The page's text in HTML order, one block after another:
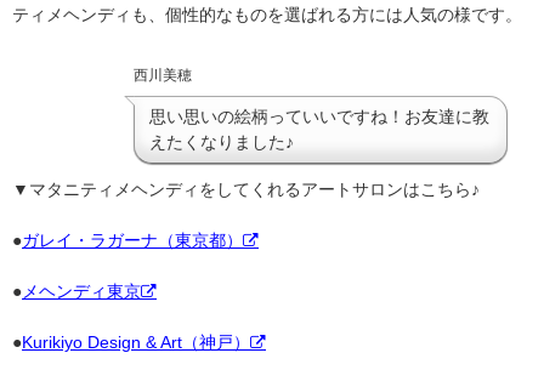
ティメヘンディも、個性的なものを選ばれる方には人気の様です。
西川美穂
思い思いの絵柄っていいですね！お友達に教
えたくなりました♪
▼マタニティメヘンディをしてくれるアートサロンはこちら♪
●ガレイ・ラガーナ（東京都）
● メヘンディ東京
●Kurikiyo Design & Art（神戸）